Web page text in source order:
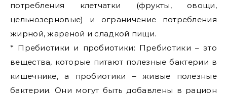
потребления клетчатки (фрукты, овощи,
цельнозерновые) и ограничение потребления
жирной, жареной и сладкой пищи.
* Пребиотики и пробиотики: Пребиотики – это
вещества, которые питают полезные бактерии в
кишечнике, а пробиотики – живые полезные
бактерии. Они могут быть добавлены в рацион